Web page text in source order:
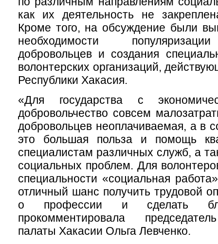
как их деятельность не
Кроме того, на обсуждение были
необходимости
добровольцев и создания
волонтерских организаций,
Республики Хакасия.
«Для государства с
добровольчество совсем
добровольцев неоплачиваемая, а в
это большая польза и помощь
специалистам различных служб, а
социальных проблем. Для
специальности «социальная
отличный шанс получить трудовой
о профессии и сделать
прокомментировала
палаты Хакасии Ольга Левченко.